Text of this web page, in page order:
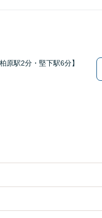
原駅2分・堅下駅6分】